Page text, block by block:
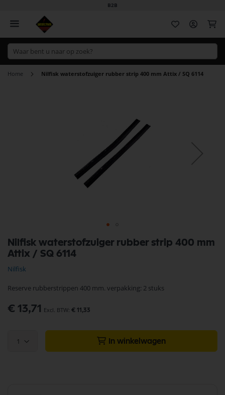
B2B
Home Nilfisk waterstofzuiger rubber strip 400 mm Attix / SQ 6114
Nilfisk waterstofzuiger rubber strip 400 mm
Attix / SQ 6114
Nilfisk
Reserve rubberstrippen 400 mm. verpakking: 2 stuks
€ 13,71 € 11,33
1 In winkelwagen
naar
het
van
afbeeldingen-